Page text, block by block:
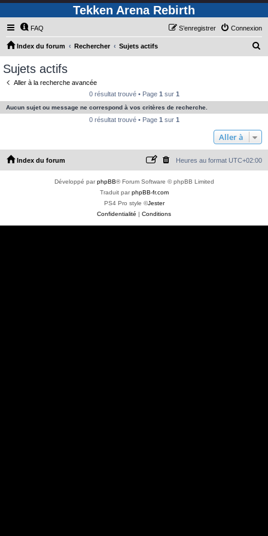
Tekken Arena Rebirth
FAQ Connexion
S’enregistrer
Index du forum Rechercher Sujets actifs
e
c
e
Sujets actifs
Aller à la recherche avancée
0 résultat trouvé • Page 1 sur 1
Aucun sujet ou message ne correspond à vos critères de recherche.
0 résultat trouvé • Page 1 sur 1
Aller à
Index du forum Heures au format UTC+02:00
Développé parphpBB® Forum Software © phpBB Limited
Traduit parphpBB-fr.com
PS4 Pro style ©Jester
Confidentialité | Conditions